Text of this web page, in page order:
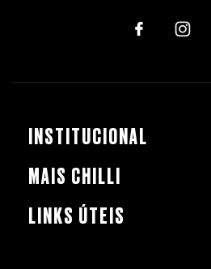
INSTITUCIONAL
MAIS CHILLI
LINKS ÚTEIS